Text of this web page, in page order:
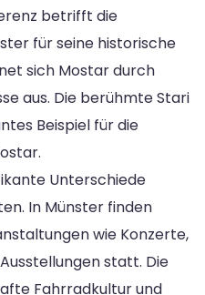
betrifft die
für seine historische
sich Mostar durch
aus. Die berühmte Stari
Beispiel für die
Unterschiede
In Münster finden
wie Konzerte,
statt. Die
Fahrradkultur und